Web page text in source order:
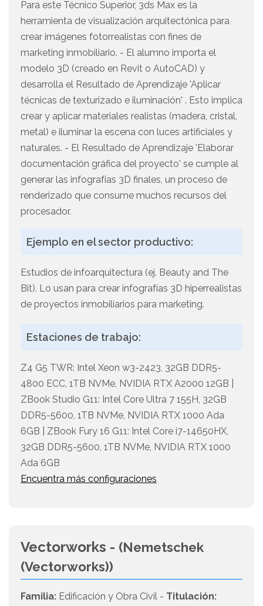
Para este Técnico Superior, 3ds Max es la
herramienta de visualización arquitectónica para
crear imágenes fotorrealistas con fines de
marketing inmobiliario. - El alumno importa el
modelo 3D (creado en Revit o AutoCAD) y
desarrolla el Resultado de Aprendizaje 'Aplicar
técnicas de texturizado e iluminación' . Esto implica
crear y aplicar materiales realistas (madera, cristal,
metal) e iluminar la escena con luces artificiales y
naturales. - El Resultado de Aprendizaje 'Elaborar
documentación gráfica del proyecto' se cumple al
generar las infografías 3D finales, un proceso de
renderizado que consume muchos recursos del
procesador.
Ejemplo en el sector productivo:
Estudios de infoarquitectura (ej. Beauty and The
Bit). Lo usan para crear infografías 3D hiperrealistas
de proyectos inmobiliarios para marketing.
Estaciones de trabajo:
Z4 G5 TWR: Intel Xeon w3-2423, 32GB DDR5-
4800 ECC, 1TB NVMe, NVIDIA RTX A2000 12GB |
ZBook Studio G11: Intel Core Ultra 7 155H, 32GB
DDR5-5600, 1TB NVMe, NVIDIA RTX 1000 Ada
6GB | ZBook Fury 16 G11: Intel Core i7-14650HX,
32GB DDR5-5600, 1TB NVMe, NVIDIA RTX 1000
Ada 6GB
Encuentra más configuraciones
Vectorworks - (Nemetschek
(Vectorworks))
Familia: Edificación y Obra Civil - Titulación: